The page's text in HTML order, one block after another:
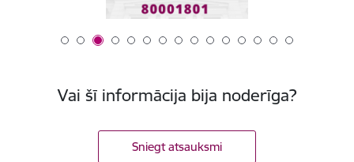
Vai šī informācija bija noderīga?
Sniegt atsauksmi